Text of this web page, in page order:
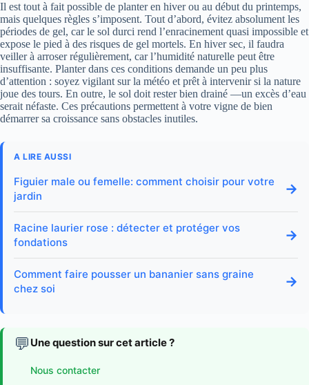
Il est tout à fait possible de planter en hiver ou au début du printemps,
mais quelques règles s’imposent. Tout d’abord, évitez absolument les
périodes de gel, car le sol durci rend l’enracinement quasi impossible et
expose le pied à des risques de gel mortels. En hiver sec, il faudra
veiller à arroser régulièrement, car l’humidité naturelle peut être
insuffisante. Planter dans ces conditions demande un peu plus
d’attention : soyez vigilant sur la météo et prêt à intervenir si la nature
joue des tours. En outre, le sol doit rester bien drainé —un excès d’eau
serait néfaste. Ces précautions permettent à votre vigne de bien
démarrer sa croissance sans obstacles inutiles.
A LIRE AUSSI
Figuier male ou femelle: comment choisir pour votre
jardin
→
Racine laurier rose : détecter et protéger vos
fondations
→
Comment faire pousser un bananier sans graine
chez soi
→
💬 Une question sur cet article ?
Nous contacter